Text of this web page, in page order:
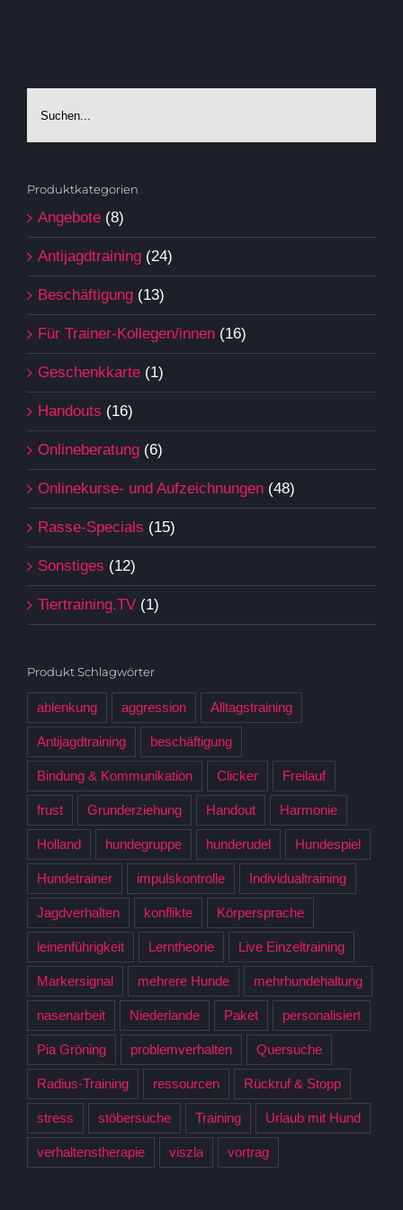
Produktkategorien
Angebote (8)
Antijagdtraining (24)
Beschäftigung (13)
Für Trainer-Kollegen/innen (16)
Geschenkkarte (1)
Handouts (16)
Onlineberatung (6)
Onlinekurse- und Aufzeichnungen (48)
Rasse-Specials (15)
Sonstiges (12)
Tiertraining.TV (1)
Produkt Schlagwörter
ablenkung aggression Alltagstraining
Antijagdtraining beschäftigung
Bindung & Kommunikation Clicker Freilauf
frust Grunderziehung Handout Harmonie
Holland hundegruppe hunderudel Hundespiel
Hundetrainer impulskontrolle Individualtraining
Jagdverhalten konflikte Körpersprache
leinenführigkeit Lerntheorie Live Einzeltraining
Markersignal mehrere Hunde mehrhundehaltung
nasenarbeit Niederlande Paket personalisiert
Pia Gröning problemverhalten Quersuche
Radius-Training ressourcen Rückruf & Stopp
stress stöbersuche Training Urlaub mit Hund
verhaltenstherapie viszla vortrag